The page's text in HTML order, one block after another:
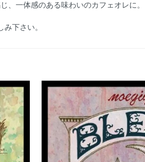
一体感のある味わいのカフェオレに。
下さい。